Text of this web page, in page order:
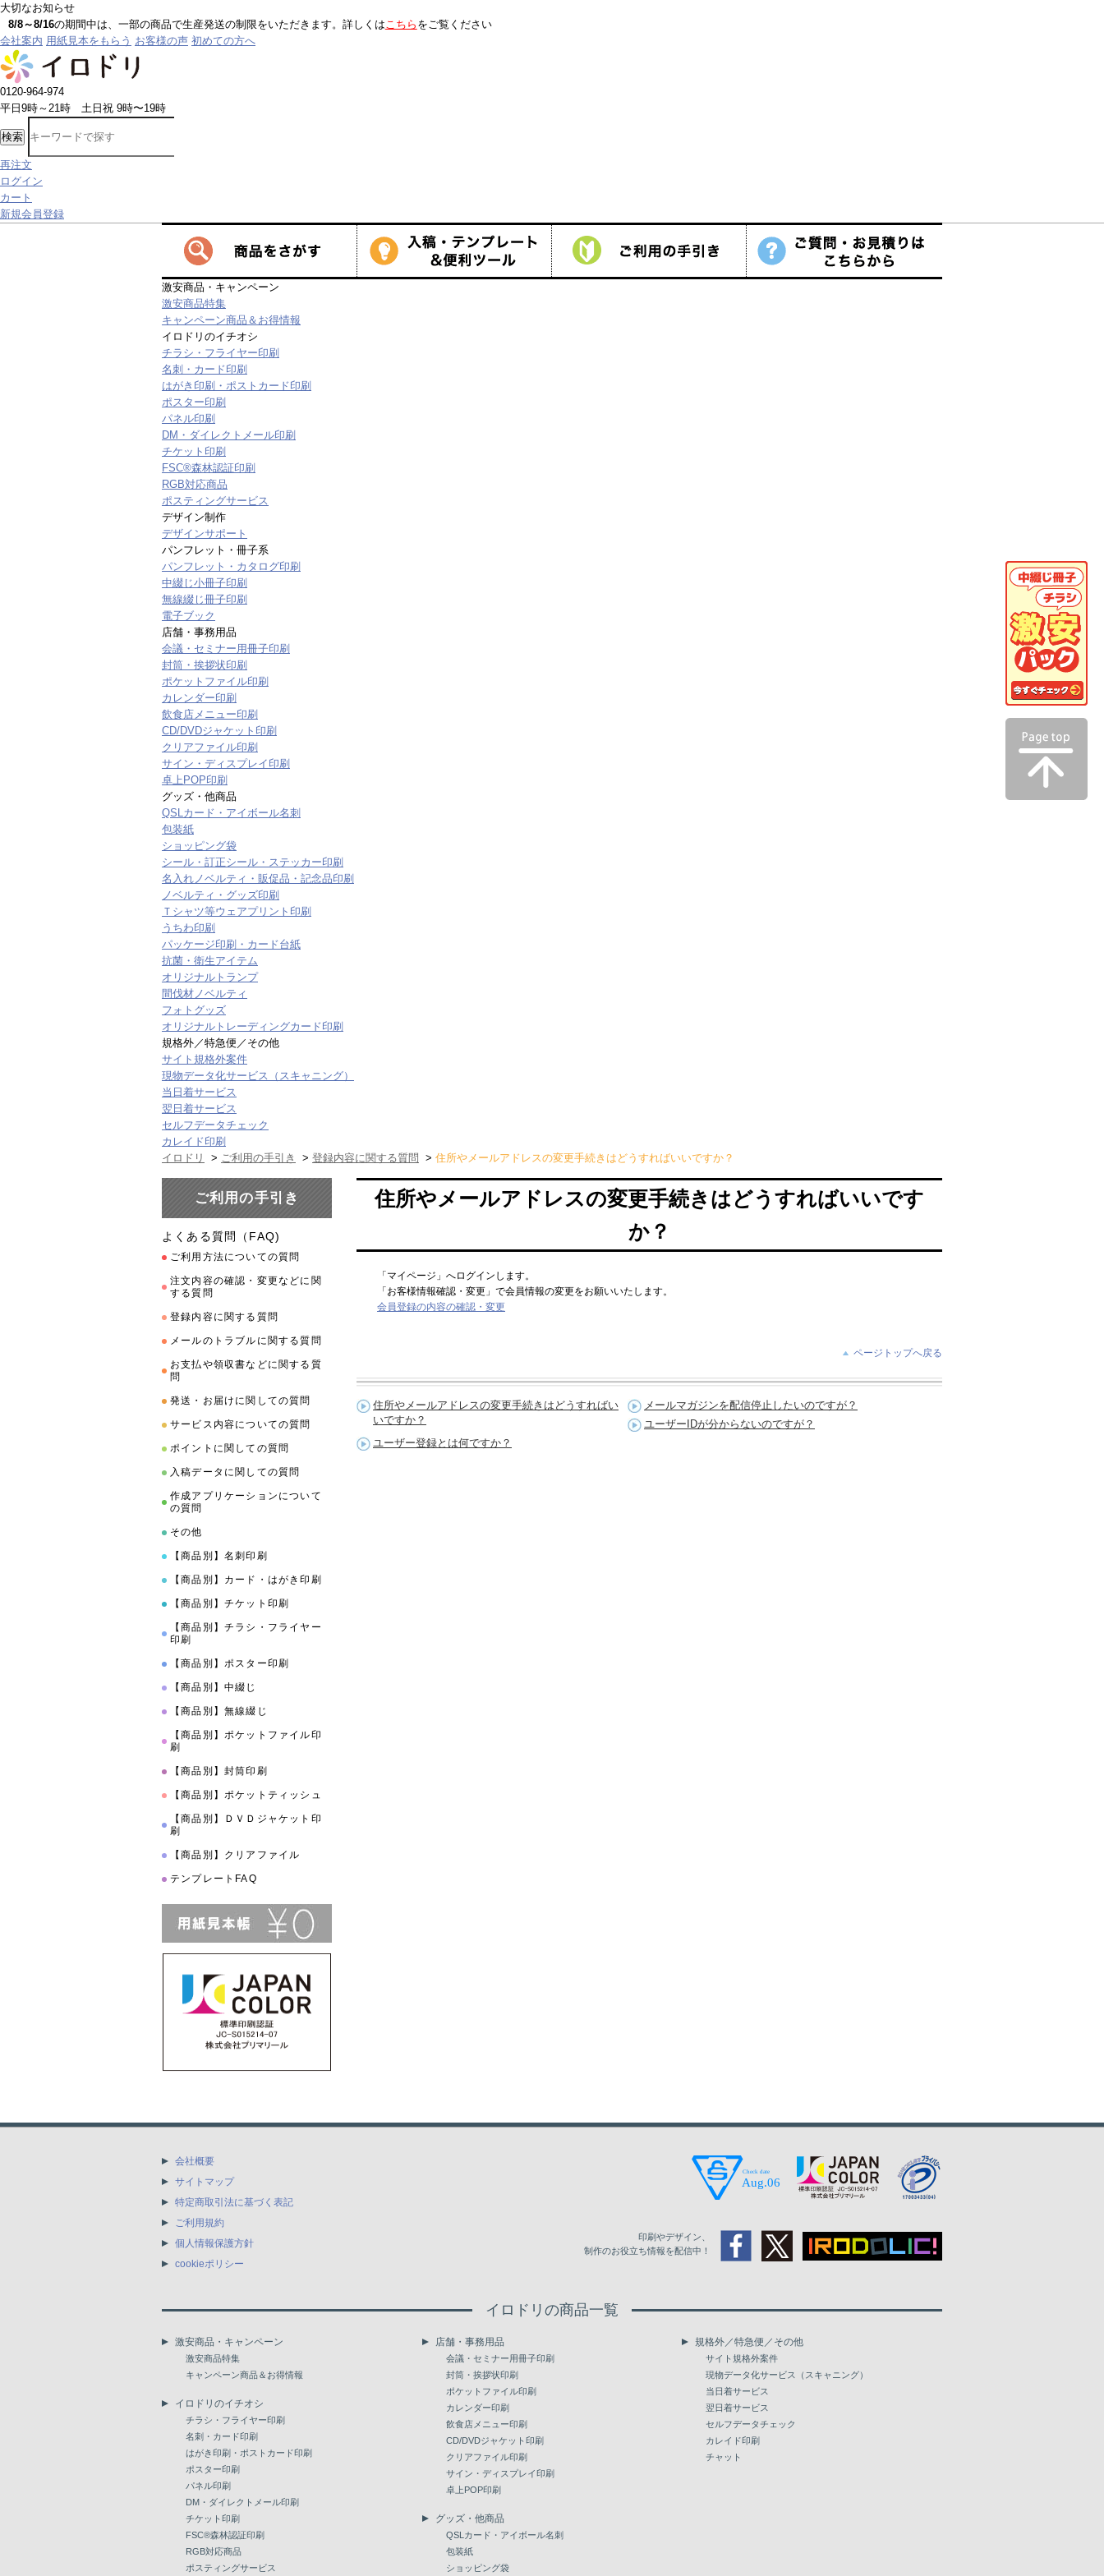
大切なお知らせ
8/8～8/16の期間中は、一部の商品で生産発送の制限をいただきます。詳しくはこちらをご覧ください
会社案内 用紙見本をもらう お客様の声 初めての方へ
0120-964-974
平日9時～21時 土日祝 9時〜19時
検索
再注文
ログイン
カート
新規会員登録
激安商品・キャンペーン
激安商品特集
キャンペーン商品＆お得情報
イロドリのイチオシ
チラシ・フライヤー印刷
名刺・カード印刷
はがき印刷・ポストカード印刷
ポスター印刷
パネル印刷
DM・ダイレクトメール印刷
チケット印刷
FSC®森林認証印刷
RGB対応商品
ポスティングサービス
デザイン制作
デザインサポート
パンフレット・冊子系
パンフレット・カタログ印刷
中綴じ小冊子印刷
無線綴じ冊子印刷
電子ブック
店舗・事務用品
会議・セミナー用冊子印刷
封筒・挨拶状印刷
ポケットファイル印刷
カレンダー印刷
飲食店メニュー印刷
CD/DVDジャケット印刷
クリアファイル印刷
サイン・ディスプレイ印刷
卓上POP印刷
グッズ・他商品
QSLカード・アイボール名刺
包装紙
ショッピング袋
シール・訂正シール・ステッカー印刷
名入れノベルティ・販促品・記念品印刷
ノベルティ・グッズ印刷
Ｔシャツ等ウェアプリント印刷
うちわ印刷
パッケージ印刷・カード台紙
抗菌・衛生アイテム
オリジナルトランプ
間伐材ノベルティ
フォトグッズ
オリジナルトレーディングカード印刷
規格外／特急便／その他
サイト規格外案件
現物データ化サービス（スキャニング）
当日着サービス
翌日着サービス
セルフデータチェック
カレイド印刷
イロドリ
> ご利用の手引き > 登録内容に関する質問 > 住所やメールアドレスの変更手続きはどうすればいいですか？
住所やメールアドレスの変更手続きはどうすればいいです
か？
「マイページ」へログインします。
「お客様情報確認・変更」で会員情報の変更をお願いいたします。
会員登録の内容の確認・変更
ページトップへ戻る
住所やメールアドレスの変更手続きはどうすればい
いですか？
メールマガジンを配信停止したいのですが？
ユーザーIDが分からないのですが？
ユーザー登録とは何ですか？
ご利用の手引き
よくある質問（FAQ)
ご利用方法についての質問
注文内容の確認・変更などに関
する質問
登録内容に関する質問
メールのトラブルに関する質問
お支払や領収書などに関する質
問
発送・お届けに関しての質問
サービス内容についての質問
ポイントに関しての質問
入稿データに関しての質問
作成アプリケーションについて
の質問
その他
【商品別】名刺印刷
【商品別】カード・はがき印刷
【商品別】チケット印刷
【商品別】チラシ・フライヤー
印刷
【商品別】ポスター印刷
【商品別】中綴じ
【商品別】無線綴じ
【商品別】ポケットファイル印
刷
【商品別】封筒印刷
【商品別】ポケットティッシュ
【商品別】ＤＶＤジャケット印
刷
【商品別】クリアファイル
テンプレートFAQ
会社概要
サイトマップ
特定商取引法に基づく表記
ご利用規約
個人情報保護方針
cookieポリシー
印刷やデザイン、
制作のお役立ち情報を配信中！
イロドリの商品一覧
激安商品・キャンペーン
激安商品特集
キャンペーン商品＆お得情報
イロドリのイチオシ
チラシ・フライヤー印刷
名刺・カード印刷
はがき印刷・ポストカード印刷
ポスター印刷
パネル印刷
DM・ダイレクトメール印刷
チケット印刷
FSC®森林認証印刷
RGB対応商品
ポスティングサービス
店舗・事務用品
会議・セミナー用冊子印刷
封筒・挨拶状印刷
ポケットファイル印刷
カレンダー印刷
飲食店メニュー印刷
CD/DVDジャケット印刷
クリアファイル印刷
サイン・ディスプレイ印刷
卓上POP印刷
グッズ・他商品
QSLカード・アイボール名刺
包装紙
ショッピング袋
規格外／特急便／その他
サイト規格外案件
現物データ化サービス（スキャニング）
当日着サービス
翌日着サービス
セルフデータチェック
カレイド印刷
チャット